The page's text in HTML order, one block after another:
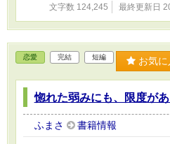
文字数 124,245 最終更新日
恋愛 完結 短編 お気
惚れた弱みにも、限度があ
ふまさ 書籍情報